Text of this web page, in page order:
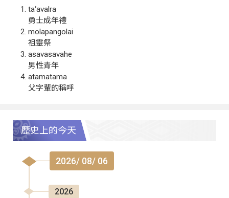
ta‘avalra
勇士成年禮
molapangolai
祖靈祭
asavasavahe
男性青年
atamatama
父字輩的稱呼
歷史上的今天
2026/ 08/ 06
2026